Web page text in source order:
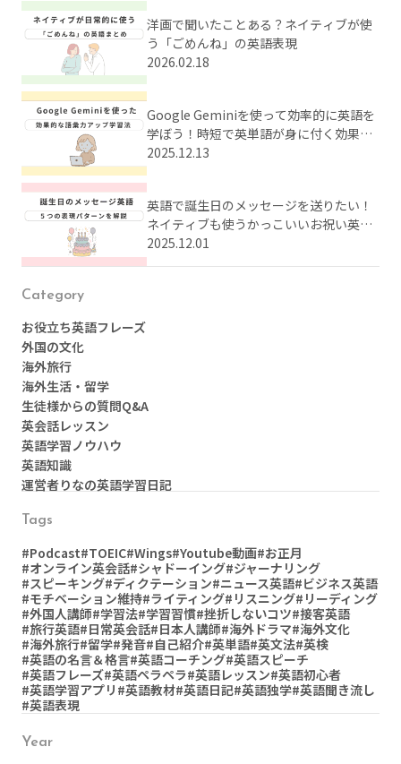
洋画で聞いたことある？ネイティブが使
う「ごめんね」の英語表現
2026.02.18
Google Geminiを使って効率的に英語を
学ぼう！時短で英単語が身に付く効果的
な学習法とは？
2025.12.13
英語で誕生日のメッセージを送りたい！
ネイティブも使うかっこいいお祝い英語
をまとめてご紹介
2025.12.01
Category
お役立ち英語フレーズ
外国の文化
海外旅行
海外生活・留学
生徒様からの質問Q&A
英会話レッスン
英語学習ノウハウ
英語知識
運営者りなの英語学習日記
Tags
#Podcast#TOEIC#Wings#Youtube動画#お正月
#オンライン英会話#シャドーイング#ジャーナリング
#スピーキング#ディクテーション#ニュース英語#ビジネス英語
#モチベーション維持#ライティング#リスニング#リーディング
#外国人講師#学習法#学習習慣#挫折しないコツ#接客英語
#旅行英語#日常英会話#日本人講師#海外ドラマ#海外文化
#海外旅行#留学#発音#自己紹介#英単語#英文法#英検
#英語の名言＆格言#英語コーチング#英語スピーチ
#英語フレーズ#英語ペラペラ#英語レッスン#英語初心者
#英語学習アプリ #英語教材#英語日記#英語独学#英語聞き流し
#英語表現
Year